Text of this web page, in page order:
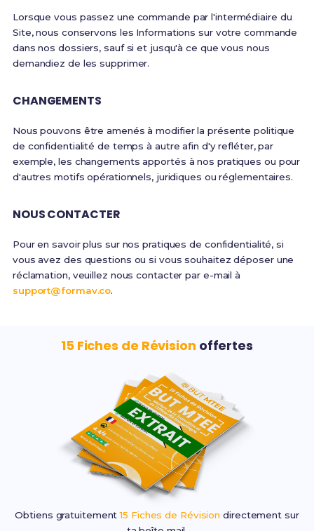
Lorsque vous passez une commande par l'intermédiaire du
Site, nous conservons les Informations sur votre commande
dans nos dossiers, sauf si et jusqu'à ce que vous nous
demandiez de les supprimer.
CHANGEMENTS
Nous pouvons être amenés à modifier la présente politique
de confidentialité de temps à autre afin d'y refléter, par
exemple, les changements apportés à nos pratiques ou pour
d'autres motifs opérationnels, juridiques ou réglementaires.
NOUS CONTACTER
Pour en savoir plus sur nos pratiques de confidentialité, si
vous avez des questions ou si vous souhaitez déposer une
réclamation, veuillez nous contacter par e-mail à
support@formav.co.
15 Fiches de Révision offertes
Obtiens gratuitement15 Fiches de Révision directement sur